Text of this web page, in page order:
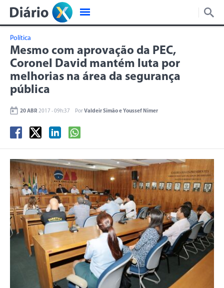
Política
Mesmo com aprovação da PEC,
Coronel David mantém luta por
melhorias na área da segurança
pública
20 ABR 2017 - 09h:37 PorValdeir Simão e Youssef Nimer